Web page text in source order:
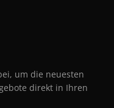
um die neuesten
direkt in Ihren